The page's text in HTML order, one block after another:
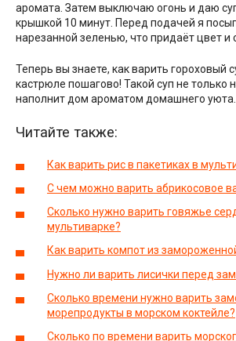
аромата. Затем выключаю огонь и даю
крышкой 10 минут. Перед подачей я
нарезанной зеленью, что придаёт цвет и
Теперь вы знаете, как варить гороховый
кастрюле пошагово! Такой суп не только
наполнит дом ароматом домашнего уюта.
Читайте также:
Как варить рис в пакетиках в
С чем можно варить абрикосовое
Сколько нужно варить говяжье
мультиварке?
Как варить компот из
Нужно ли варить лисички перед
Сколько времени нужно варить
морепродукты в морском коктейле?
Сколько по времени варить